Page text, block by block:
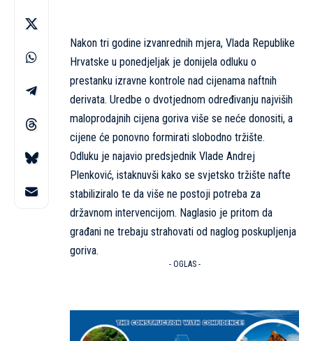
Nakon tri godine izvanrednih mjera, Vlada Republike
Hrvatske u ponedjeljak je donijela odluku o
prestanku izravne kontrole nad cijenama naftnih
derivata. Uredbe o dvotjednom određivanju najviših
maloprodajnih cijena goriva više se neće donositi, a
cijene će ponovno formirati slobodno tržište.
Odluku je najavio predsjednik Vlade Andrej
Plenković, istaknuvši kako se svjetsko tržište nafte
stabiliziralo te da više ne postoji potreba za
državnom intervencijom. Naglasio je pritom da
građani ne trebaju strahovati od naglog poskupljenja
goriva.
- OGLAS -